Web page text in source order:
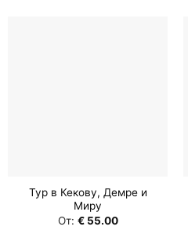
Тур в Кекову, Демре и
Миру
От: €55.00